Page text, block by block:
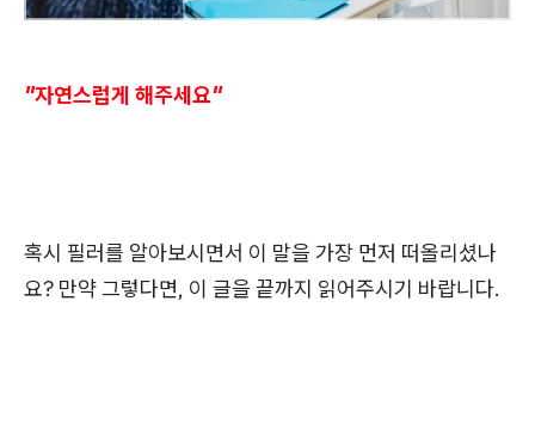
"자연스럽게 해주세요"
혹시 필러를 알아보시면서 이 말을 가장 먼저 떠올리셨나
요? 만약 그렇다면, 이 글을 끝까지 읽어주시기 바랍니다.